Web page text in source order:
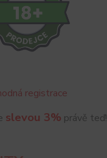
registrace
slevou 3% právě teď!